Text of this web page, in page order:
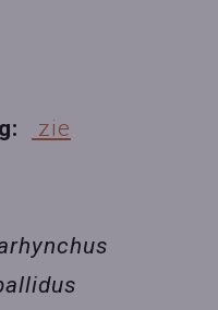
zie